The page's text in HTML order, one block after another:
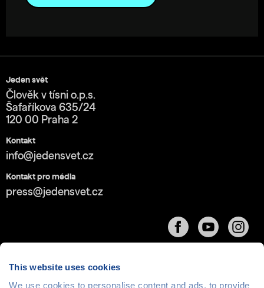
This website uses cookies
We use cookies to personalise content and ads, to provide
Jeden svět
Člověk v tísni o.p.s.
Šafaříkova 635/24
120 00 Praha 2
Kontakt
info@jedensvet.cz
Kontakt pro média
press@jedensvet.cz